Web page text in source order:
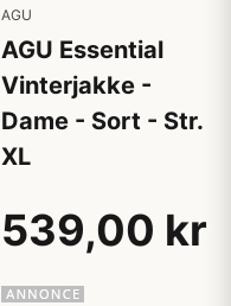
AGU
AGU Essential
Vinterjakke -
Dame - Sort - Str.
XL
539,00 kr